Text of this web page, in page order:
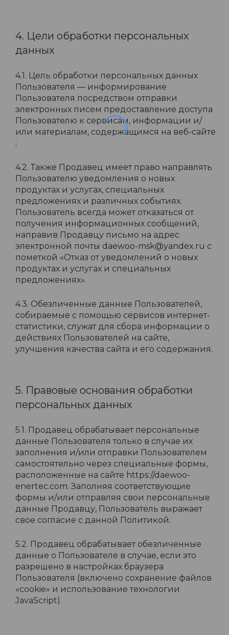
4. Цели обработки персональных
данных
4.1. Цель обработки персональных данных
Пользователя — информирование
Пользователя посредством отправки
электронных писем предоставление доступа
Пользователю к сервисам, информации и/
или материалам, содержащимся на веб-сайте
;
4.2. Также Продавец имеет право направлять
Пользователю уведомления о новых
продуктах и услугах, специальных
предложениях и различных событиях.
Пользователь всегда может отказаться от
получения информационных сообщений,
направив Продавцу письмо на адрес
электронной почты daewoo-msk@yandex.ru с
пометкой «Отказ от уведомлений о новых
продуктах и услугах и специальных
предложениях».
4.3. Обезличенные данные Пользователей,
собираемые с помощью сервисов интернет-
статистики, служат для сбора информации о
действиях Пользователей на сайте,
улучшения качества сайта и его содержания.
5. Правовые основания обработки
персональных данных
5.1. Продавец обрабатывает персональные
данные Пользователя только в случае их
заполнения и/или отправки Пользователем
самостоятельно через специальные формы,
расположенные на сайте https://daewoo-
enertec.com. Заполняя соответствующие
формы и/или отправляя свои персональные
данные Продавцу, Пользователь выражает
свое согласие с данной Политикой.
5.2. Продавец обрабатывает обезличенные
данные о Пользователе в случае, если это
разрешено в настройках браузера
Пользователя (включено сохранение файлов
«cookie» и использование технологии
JavaScript).